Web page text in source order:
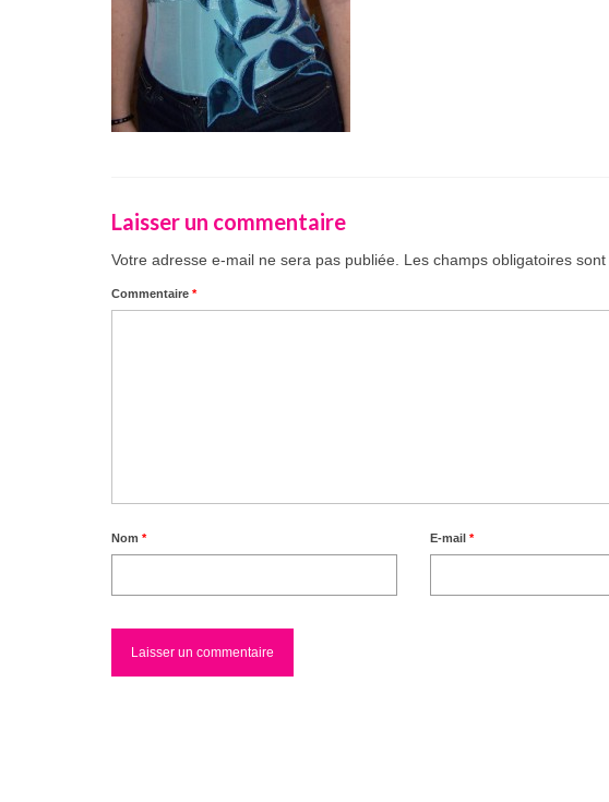
Laisser un commentaire
Votre adresse e-mail ne sera pas publiée. Les champs obligatoires
Commentaire *
Nom * E-mail*